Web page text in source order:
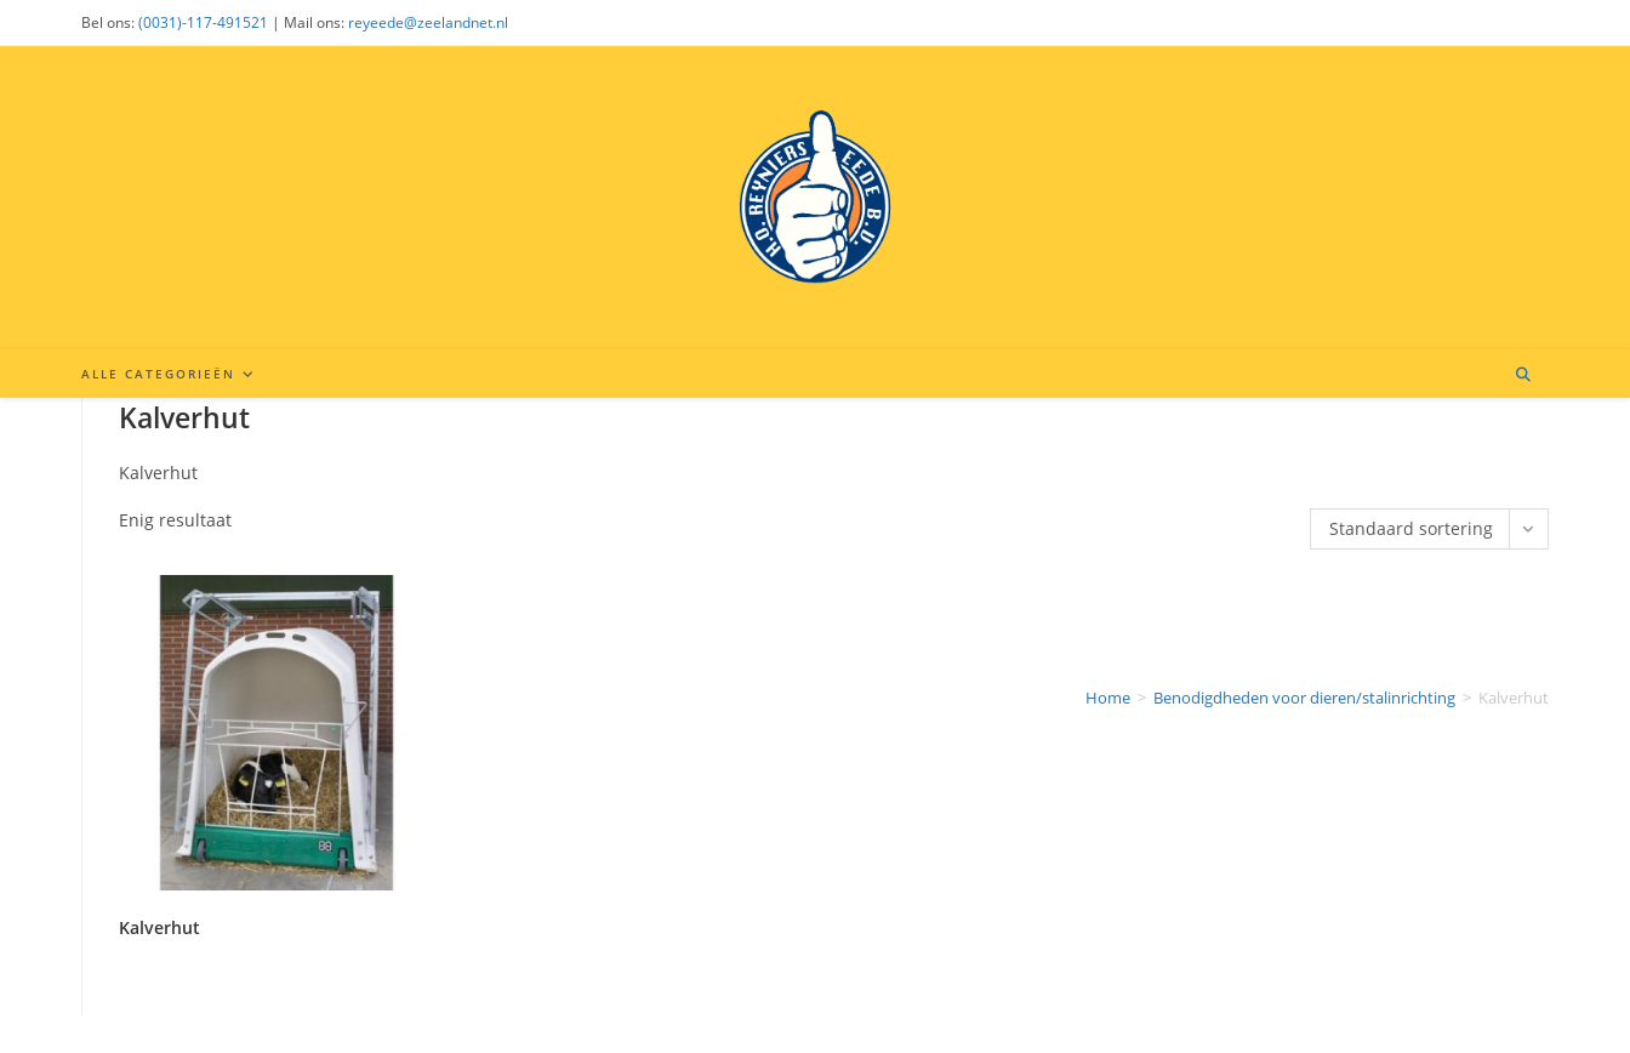
naar
Bel ons:(0031)-117-491521 | Mail ons: reyeede@zeelandnet.nl
ALLE CATEGORIEËN
Home > Benodigdheden voor dieren/stalinrichting > Kalverhut
Kalverhut
Kalverhut
Enig resultaat Standaard sortering
Kalverhut